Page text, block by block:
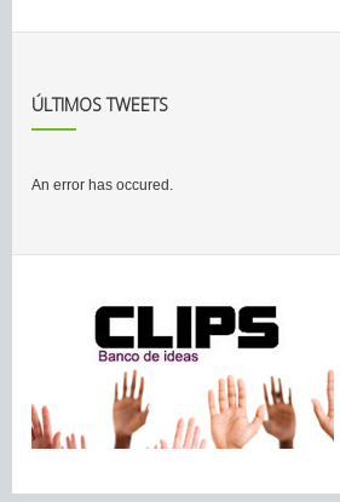
ÚLTIMOS TWEETS
An error has occured.